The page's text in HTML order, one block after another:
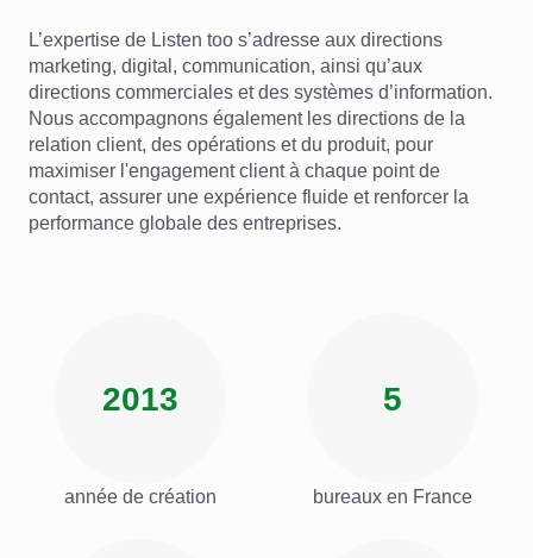
L’expertise de Listen too s’adresse aux directions
marketing, digital, communication, ainsi qu’aux
directions commerciales et des systèmes d’information.
Nous accompagnons également les directions de la
relation client, des opérations et du produit, pour
maximiser l'engagement client à chaque point de
contact, assurer une expérience fluide et renforcer la
performance globale des entreprises.
2013
année de création
5
bureaux en France